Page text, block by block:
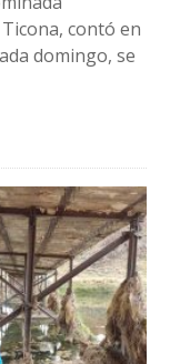
contó en
domingo, se